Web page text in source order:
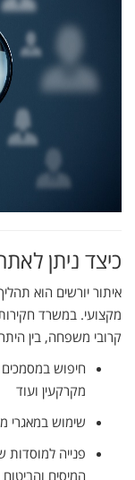
כיצד ניתן
איתור יורשים הוא
מקצועי. במשרד
קרובי משפחה, בין
חיפוש במסמכים
מקרקעין ועוד
שימוש במאגרי
פנייה למוסדות
המיסים והביטוח